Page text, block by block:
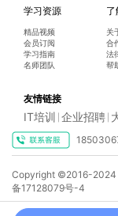
MySQL OCP |
学习资源
精品视频
会员订阅
学习指南
名师团队
了
关
合
法
帮
友情链接
IT培训 企业招聘
Copyright ©2016-2024
备17128079号-4